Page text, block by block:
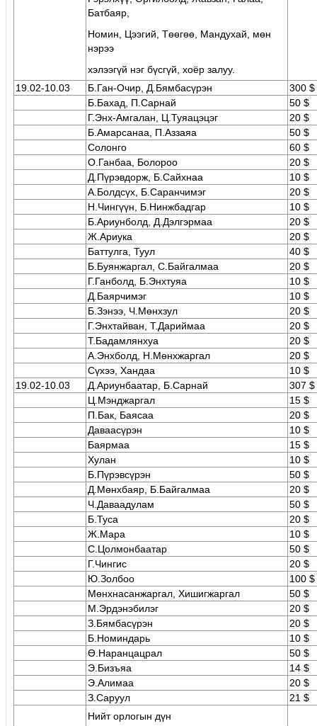
Батбаяр,
Номин, Цээгий, Төөгөө, Мандухай, мөн
нэрээ
хэлээгүй нэг бүсгүй, хоёр залуу.
19.02-10.03
Б.Ган-Очир, Д.Бямбасүрэн
300 $
Б.Бахад, П.Сарнай
50 $
Г.Энх-Амгалан, Ц.Туяацэцэг
20 $
Б.Амарсанаа, П.Аззаяа
50 $
Солонго
60 $
О.Ганбаа, Болороо
20 $
Д.Пүрэвдорж, Б.Сайхнаа
10 $
А.Болдсүх, Б.Саранчимэг
20 $
Н.Чингүүн, Б.Нинжбадгар
10 $
Б.Ариунболд, Д.Дэлгэрмаа
20 $
Ж.Ариука
20 $
Баттулга, Туул
40 $
Б.Буянжаргал, С.Байгалмаа
20 $
Г.Ганболд, Б.Энхтуяа
10 $
Д.Баярчимэг
10 $
Б.Зэнээ, Ч.Мөнхзул
20 $
Г.Энхтайван, Т.Дариймаа
20 $
Т.Бадамлянхуа
20 $
А.Энхболд, Н.Мөнхжаргал
20 $
Сүхээ, Хандаа
10 $
19.02-10.03
Д.Ариунбаатар, Б.Сарнай
307 $
Ц.Мэнджаргал
15 $
П.Бак, Баясаа
20 $
Даваасүрэн
10 $
Баярмаа
15 $
Хулан
10 $
Б.Пүрэвсүрэн
50 $
Д.Мөнхбаяр, Б.Байгалмаа
20 $
Ч.Даваадулам
50 $
Б.Туса
20 $
Ж.Mapa
10 $
С.Цолмонбаатар
50 $
Г.Чингис
20 $
Ю.Золбоо
100 $
Мөнхнасанжаргал, Хишигжаргал
50 $
M.Эрдэнэбилэг
20 $
З.Бямбасүрэн
20 $
Б.Номиндарь
10 $
Ө.Наранцацрал
50 $
Э.Бизъяа
14 $
Э.Алимаа
20 $
З.Саруул
21 $
Нийт орлогын дүн